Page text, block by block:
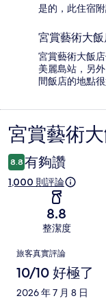
是的，此住宿附
宮賞藝術大
宮賞藝術大飯
美麗島站，另
間飯店的地點很
評
論
宮賞藝術
8.8 有夠讚
1,000 則評論
8.8
整潔度
評
論
旅客真實評論
10/10 好極了
2026 年 7 月 8 日